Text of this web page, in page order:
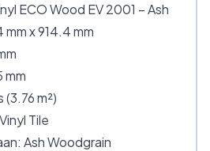
ECO Wood EV 2001 – Ash
mm x 914.4 mm
mm
(3.76 m²)
Tile
Ash Woodgrain